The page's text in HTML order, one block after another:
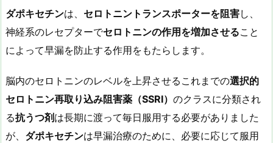
ダポキセチンは、 セロトニントランスポーターを阻害し、
神経系のレセプターでセロトニンの作用を増加させること
によって早漏を防止する作用をもたらします。
脳内のセロトニンのレベルを上昇させるこれまでの選択的
セロトニン再取り込み阻害薬（SSRI） のクラスに分類され
る抗うつ剤 は長期に渡って毎日服用する必要がありました
が、 ダポキセチンは早漏治療のために、必要に応じて服用